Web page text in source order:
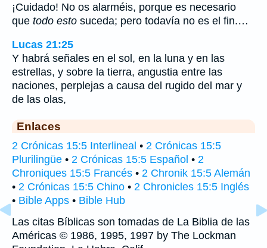
¡Cuidado! No os alarméis, porque es necesario
que todo esto suceda; pero todavía no es el fin.…
Lucas 21:25
Y habrá señales en el sol, en la luna y en las
estrellas, y sobre la tierra, angustia entre las
naciones, perplejas a causa del rugido del mar y
de las olas,
Enlaces
2 Crónicas 15:5 Interlineal • 2 Crónicas 15:5
Plurilingüe • 2 Crónicas 15:5 Español • 2
Chroniques 15:5 Francés • 2 Chronik 15:5 Alemán
• 2 Crónicas 15:5 Chino • 2 Chronicles 15:5 Inglés
• Bible Apps • Bible Hub
Las citas Bíblicas son tomadas de La Biblia de las
Américas © 1986, 1995, 1997 by The Lockman